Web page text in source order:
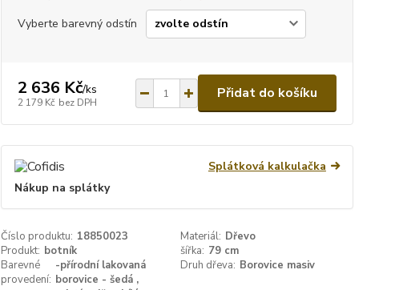
Vyberte barevný odstín
2 636 Kč/ks
2 179 Kč bez DPH
Přidat do košíku
Splátková kalkulačka
Nákup na splátky
Číslo produktu: 18850023 Materiál: Dřevo
Produkt: botník šířka: 79 cm
Barevné
provedení:
-přírodní lakovaná
borovice - šedá ,
Druh dřeva: Borovice masiv